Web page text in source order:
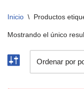
Inicio \ Productos
Mostrando el único